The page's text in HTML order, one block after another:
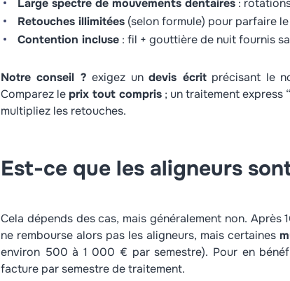
Large spectre de mouvements dentaires :
Retouches illimitées (selon formule) pour parfaire
Contention incluse : fil + gouttière de nuit fournis
Notre conseil ?exigez undevis écritprécisant le
Comparez leprix tout compris ; un traitement express
multipliez les retouches.
Est-ce que les aligneurs
Cela dépends des cas, mais généralement non.
ne rembourse alors pas les aligneurs, mais certaines
environ 500 à 1 000 € par semestre). Pour en
facture par semestre de traitement.